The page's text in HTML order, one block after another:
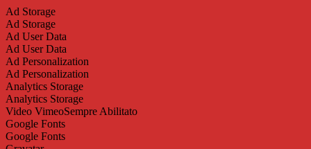
Ad Storage
Ad Storage
Ad User Data
Ad User Data
Ad Personalization
Ad Personalization
Analytics Storage
Analytics Storage
Video VimeoSempre Abilitato
Google Fonts
Google Fonts